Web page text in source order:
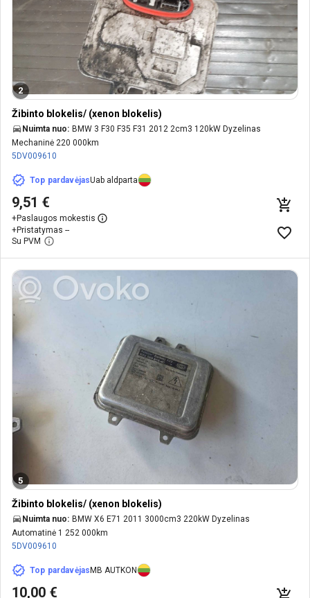
2
Žibinto blokelis/ (xenon blokelis)
Nuimta nuo: BMW 3 F30 F35 F31 2012 2cm3 120kW Dyzelinas
Mechaninė 220 000km
5DV009610
Top pardavėjasUab aldparta
9,51 €
+Paslaugos mokestis
+Pristatymas --
Su PVM
5
Žibinto blokelis/ (xenon blokelis)
Nuimta nuo: BMW X6 E71 2011 3000cm3 220kW Dyzelinas
Automatinė 1 252 000km
5DV009610
Top pardavėjasMB AUTKON
10,00 €